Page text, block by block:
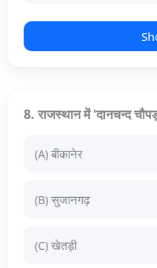
8. राजस्थान में 'दानचन्द
(A) बीकानेर
(B) सुजानगढ़
(C) खेतड़ी